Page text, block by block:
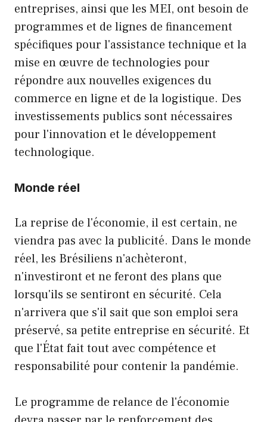
entreprises, ainsi que les MEI, ont besoin de
programmes et de lignes de financement
spécifiques pour l'assistance technique et la
mise en œuvre de technologies pour
répondre aux nouvelles exigences du
commerce en ligne et de la logistique. Des
investissements publics sont nécessaires
pour l'innovation et le développement
technologique.
Monde réel
La reprise de l'économie, il est certain, ne
viendra pas avec la publicité. Dans le monde
réel, les Brésiliens n'achèteront,
n'investiront et ne feront des plans que
lorsqu'ils se sentiront en sécurité. Cela
n'arrivera que s'il sait que son emploi sera
préservé, sa petite entreprise en sécurité. Et
que l'État fait tout avec compétence et
responsabilité pour contenir la pandémie.
Le programme de relance de l'économie